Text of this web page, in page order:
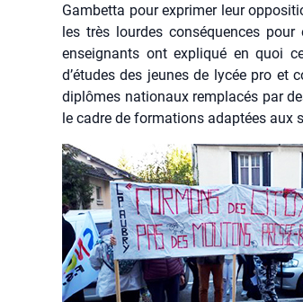
Gam­bet­ta pour expri­mer leur
les très lourdes consé­quences
ensei­gnants ont expli­qué en quoi
d’études des jeunes de lycée pro et
diplômes natio­naux rem­pla­cés par
le cadre de for­ma­tions adap­tées aux